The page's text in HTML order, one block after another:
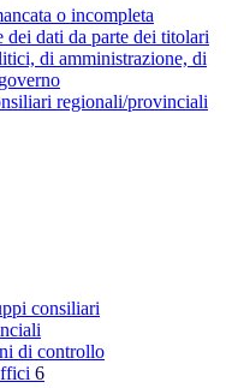
o incompleta
dei dati da parte dei titolari
di amministrazione, di
regionali/provinciali
consiliari
di controllo
6